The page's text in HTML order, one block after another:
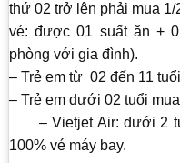
thứ 02 trở lên phải mua 1/
vé: được 01 suất ăn +
phòng với gia đình).
– Trẻ em từ 02 đến 11
– Trẻ em dưới 02 tuổi
– Vietjet Air: dưới 2
100% vé máy bay.